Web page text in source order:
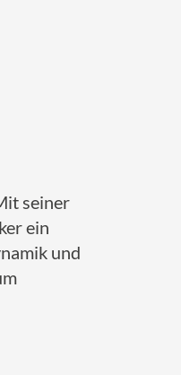
seiner
ein
und